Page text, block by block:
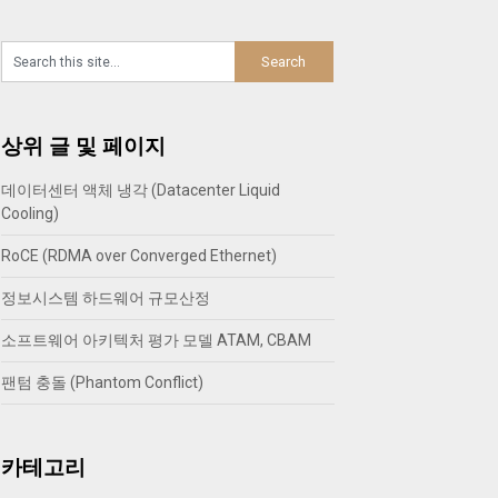
상위 글 및 페이지
데이터센터 액체 냉각 (Datacenter Liquid
Cooling)
RoCE (RDMA over Converged Ethernet)
정보시스템 하드웨어 규모산정
소프트웨어 아키텍처 평가 모델 ATAM, CBAM
팬텀 충돌 (Phantom Conflict)
카테고리